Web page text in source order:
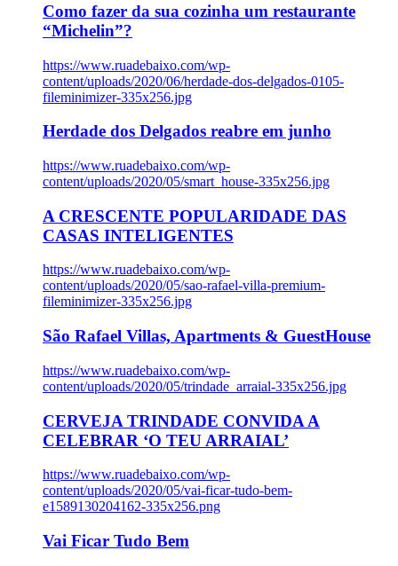
Como fazer da sua cozinha um restaurante
“Michelin”?
https://www.ruadebaixo.com/wp-
content/uploads/2020/06/herdade-dos-delgados-0105-
fileminimizer-335x256.jpg
Herdade dos Delgados reabre em junho
https://www.ruadebaixo.com/wp-
content/uploads/2020/05/smart_house-335x256.jpg
A CRESCENTE POPULARIDADE DAS
CASAS INTELIGENTES
https://www.ruadebaixo.com/wp-
content/uploads/2020/05/sao-rafael-villa-premium-
fileminimizer-335x256.jpg
São Rafael Villas, Apartments & GuestHouse
https://www.ruadebaixo.com/wp-
content/uploads/2020/05/trindade_arraial-335x256.jpg
CERVEJA TRINDADE CONVIDA A
CELEBRAR ‘O TEU ARRAIAL’
https://www.ruadebaixo.com/wp-
content/uploads/2020/05/vai-ficar-tudo-bem-
e1589130204162-335x256.png
Vai Ficar Tudo Bem